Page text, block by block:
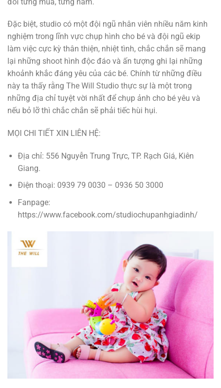
Đặc biệt, studio có một đội ngũ nhân viên nhiều năm kinh
nghiệm trong lĩnh vực chụp hình cho bé và đội ngũ ekip
làm việc cực kỳ thân thiện, nhiệt tình, chắc chắn sẽ mang
lại những shoot hình độc đáo và ấn tượng ghi lại những
khoảnh khắc đáng yêu của các bé. Chính từ những điều
này ta thấy rằng The Will Studio thực sự là một trong
những địa chỉ tuyệt vời nhất để chụp ảnh cho bé yêu và
nếu bỏ lỡ thì chắc chắn sẽ phải tiếc hùi hụi.
MỌI CHI TIẾT XIN LIÊN HỆ:
Địa chỉ: 556 Nguyễn Trung Trực, TP. Rạch Giá, Kiên
Giang.
Điện thoại: 0939 79 0030 – 0936 50 3000
Fanpage:
https://www.facebook.com/studiochupanhgiadinh/